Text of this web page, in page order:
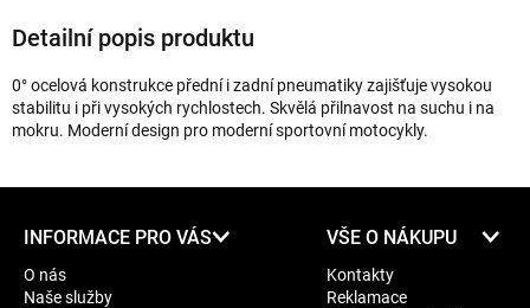
Detailní popis produktu
0° ocelová konstrukce přední i zadní pneumatiky zajišťuje vysokou
stabilitu i při vysokých rychlostech. Skvělá přilnavost na suchu i na
mokru. Moderní design pro moderní sportovní motocykly.
INFORMACE PRO VÁS
O nás
Naše služby
VŠE O NÁKUPU
Kontakty
Reklamace